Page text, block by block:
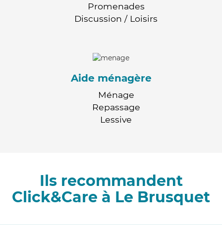
Promenades
Discussion / Loisirs
Aide ménagère
Ménage
Repassage
Lessive
Ils recommandent
Click&Care à Le Brusquet